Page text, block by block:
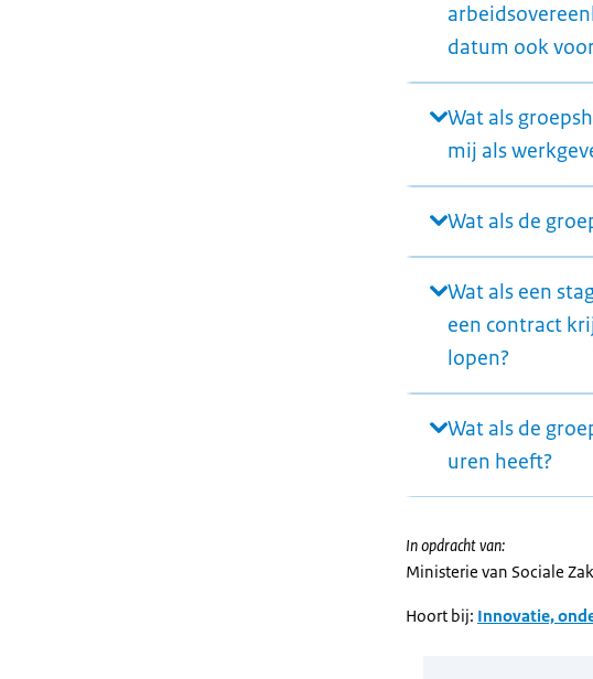
datum ook
Wat als
mij als
Wat als de
Wat als een
een contract
lopen?
Wat als de
uren heeft?
In opdracht van:
Ministerie van Sociale
Hoort bij: Innovatie,